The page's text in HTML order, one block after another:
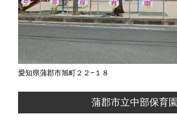
愛知県蒲郡市旭町２２−１８
蒲郡市立中部保育園